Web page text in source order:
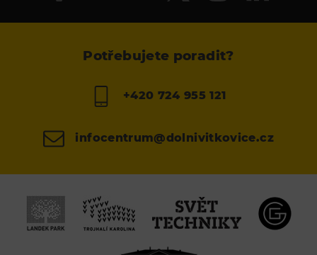
Potřebujete poradit?
+420 724 955 121
infocentrum@dolnivitkovice.cz